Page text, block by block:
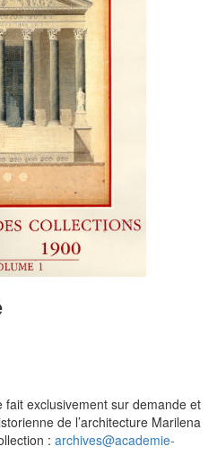
exclusivement sur demande et
de l’architecture Marilena
: archives@academie-